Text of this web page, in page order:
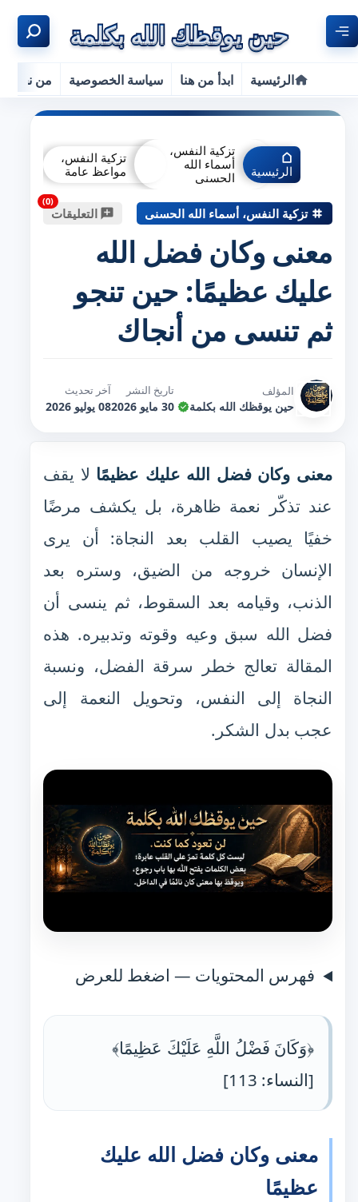
الرئيسية ابدأ من هنا سياسة الخصوصية من نحن
الرئيسية
تزكية النفس،
أسماء الله
الحسنى
تزكية النفس،
مواعظ عامة
تزكية النفس، أسماء الله الحسنى التعليقات
معنى وكان فضل الله
عليك عظيمًا: حين تنجو
ثم تنسى من أنجاك
المؤلف
حين يوقظك الله بكلمة
تاريخ النشر
30 مايو 2026
آخر تحديث
08 يوليو 2026
معنى وكان فضل الله عليك عظيمًا لا يقف
عند تذكّر نعمة ظاهرة، بل يكشف مرضًا
خفيًا يصيب القلب بعد النجاة: أن يرى
الإنسان خروجه من الضيق، وستره بعد
الذنب، وقيامه بعد السقوط، ثم ينسى أن
فضل الله سبق وعيه وقوته وتدبيره. هذه
المقالة تعالج خطر سرقة الفضل، ونسبة
النجاة إلى النفس، وتحويل النعمة إلى
عجب بدل الشكر.
فهرس المحتويات — اضغط للعرض
﴿وَكَانَ فَضْلُ اللَّهِ عَلَيْكَ عَظِيمًا﴾
[النساء: 113]
معنى وكان فضل الله عليك
عظيمًا